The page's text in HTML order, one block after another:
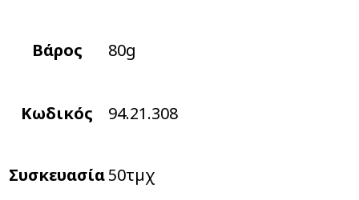
Βάρος 80g
Κωδικός 94.21.308
Συσκευασία50τµχ